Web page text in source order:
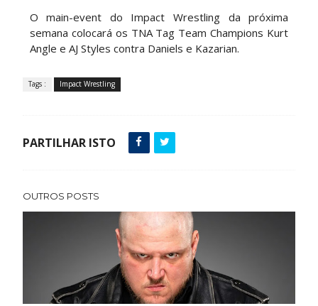
Unknown-Aug 02 2026
WWE Main Event, July 30, 2026
Lucha Libre AAA: Verano De Escándalo 2026 -
Unknown- Aug 02 2026
Semana em Sexyness No.52
Aug 02 2026
O main-event do Impact Wrestling da próxima
semana colocará os TNA Tag Team Champions Kurt
Angle e AJ Styles contra Daniels e Kazarian.
Tags : Impact Wrestling
PARTILHAR ISTO
OUTROS POSTS